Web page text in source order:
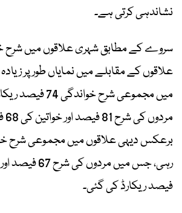
نشاندہی کرتی ہے۔
سروے کے مطابق شہری علاقوں میں شرح
علاقوں کے مقابلے میں نمایاں طور پر
میں مجموعی شرح
فیصد ریکارڈ کی گئی۔